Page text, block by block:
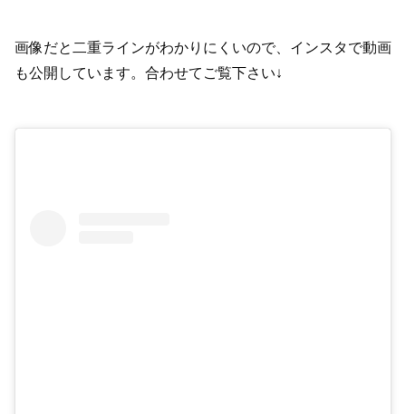
画像だと二重ラインがわかりにくいので、インスタで動画
も公開しています。合わせてご覧下さい↓